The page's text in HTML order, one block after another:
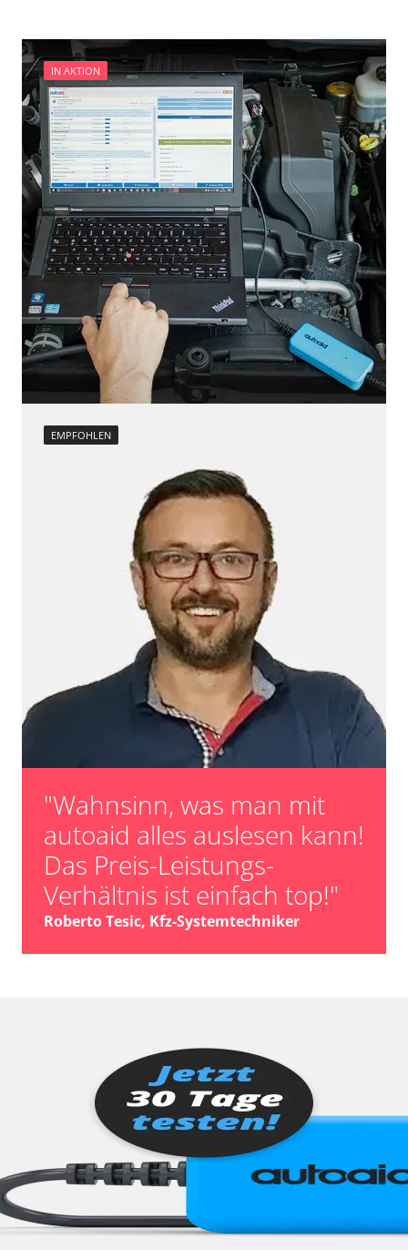
IN AKTION
EMPFOHLEN
"Wahnsinn, was man mit
autoaid alles auslesen kann!
Das Preis-Leistungs-
Verhältnis ist einfach top!"
Roberto Tesic, Kfz-Systemtechniker